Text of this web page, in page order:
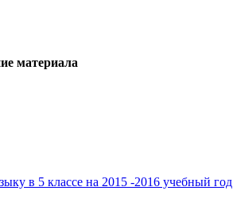
материала
в 5 классе на 2015 -2016 учебный год